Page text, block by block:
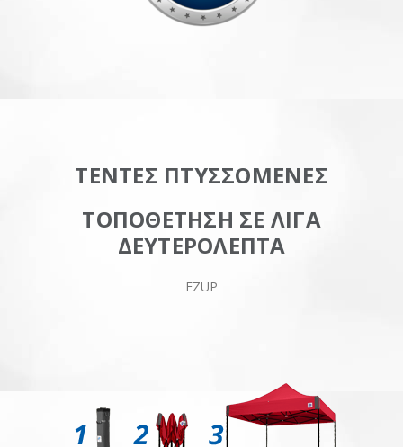
ΤΕΝΤΕΣ ΠΤΥΣΣΟΜΕΝΕΣ
ΤΟΠΟΘΕΤΗΣΗ ΣΕ ΛΙΓΑ
ΔΕΥΤΕΡΟΛΕΠΤΑ
EZUP